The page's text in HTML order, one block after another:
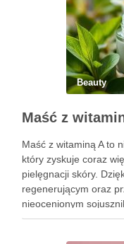
Beauty
Maść z witaminą A to
który zyskuje coraz
pielęgnacji skóry.
regenerującym oraz
nieocenionym
takimi jak zmarszczki,